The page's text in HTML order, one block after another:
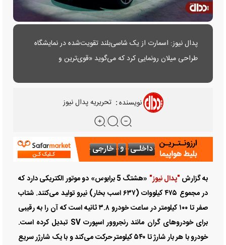
پدال نیوز: اسمارت از یک شاسی‌‌‌بلند تقویت‌‌‌شده در نمایشگاه
طراحی میلان رونمایی کرد که می‌‌‌گوید «قوی‌‌‌ترین و
تقویت‌‌‌کننده آلمانی ساخته شده و ماه آینده به بازار می‌‌‌آید.
نویسنده: تحریریه پدال نیوز
به گزارش"پدال نیوز"
«هشتگ 5 برابوس» دو موتور الکتریکی دارد که
در مجموع ۴۷۵ کیلو‌‌‌وات (۶۳۷ اسب بخار) نیرو تولید می‌کنند. شتاب
صفر تا ۱۰۰ کیلومتر در ساعت خودرو ۳.۸ ثانیه است که آن را به رقیبی
برای خودرو‌‌‌های گران مانند رنجروور اسپورت SV تبدیل کرده است.
خودرو با هر بار شارژ تا ۵۴۰ کیلومتر حرکت می‌کند و با یک شارژر سریع